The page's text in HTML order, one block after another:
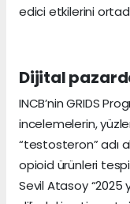
edici etkilerini
Dijital
INCB’nin GRIDS
incelemelerin,
“testosteron” adı
opioid ürünleri
Sevil Atasoy “2025